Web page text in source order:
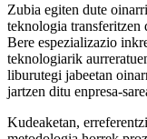
Zubia egiten dute
teknologia transferitzen
Bere espezializazio
teknologiarik
liburutegi jabeetan
jartzen ditu enpresa-
Kudeaketan,